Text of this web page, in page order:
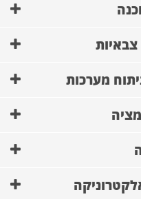
צבאיות
מערכות